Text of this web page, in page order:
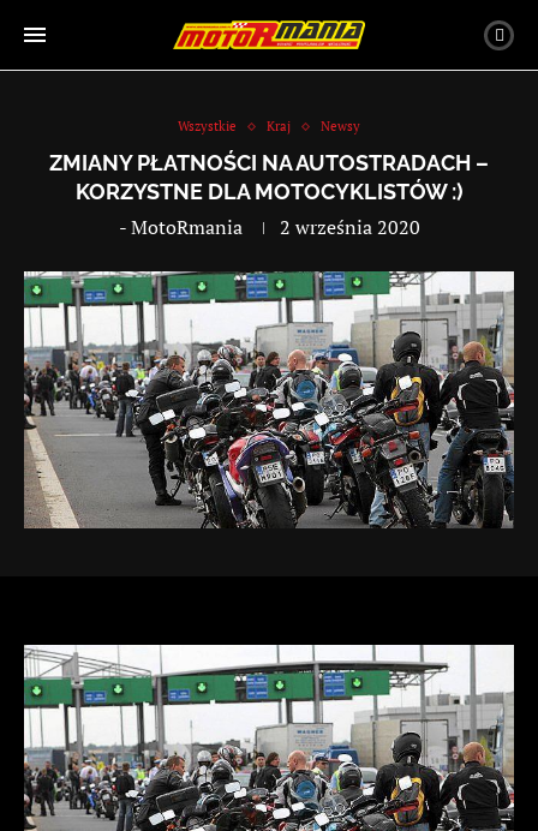
Wszystkie Kraj Newsy
ZMIANY PŁATNOŚCI NA AUTOSTRADACH –
KORZYSTNE DLA MOTOCYKLISTÓW :)
-MotoRmania 2 września 2020